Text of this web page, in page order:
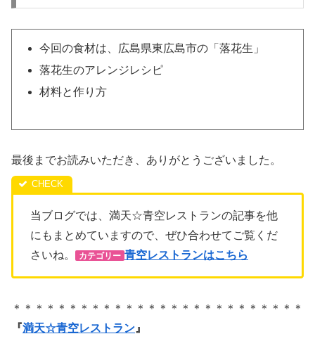
今回の食材は、広島県東広島市の「落花生」
落花生のアレンジレシピ
材料と作り方
最後までお読みいただき、ありがとうございました。
当ブログでは、満天☆青空レストランの記事を他
にもまとめていますので、ぜひ合わせてご覧くだ
さいね。
カテゴリー 青空レストランはこちら
＊＊＊＊＊＊＊＊＊＊＊＊＊＊＊＊＊＊＊＊＊＊＊＊＊＊
『満天☆青空レストラン 』